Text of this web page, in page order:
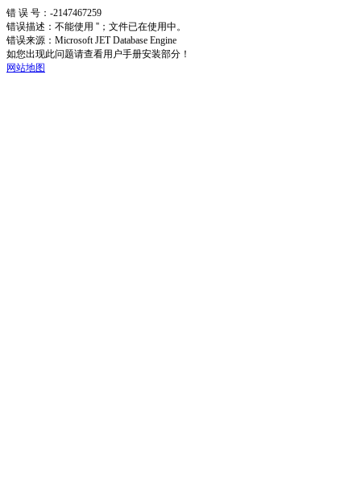
错 误 号：-2147467259
错误描述：不能使用 ''；文件已在使用中。
错误来源：Microsoft JET Database Engine
如您出现此问题请查看用户手册安装部分！
网站地图